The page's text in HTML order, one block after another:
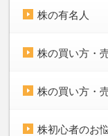
株の有名人
株の買い方・
株の買い方・
株初心者のお